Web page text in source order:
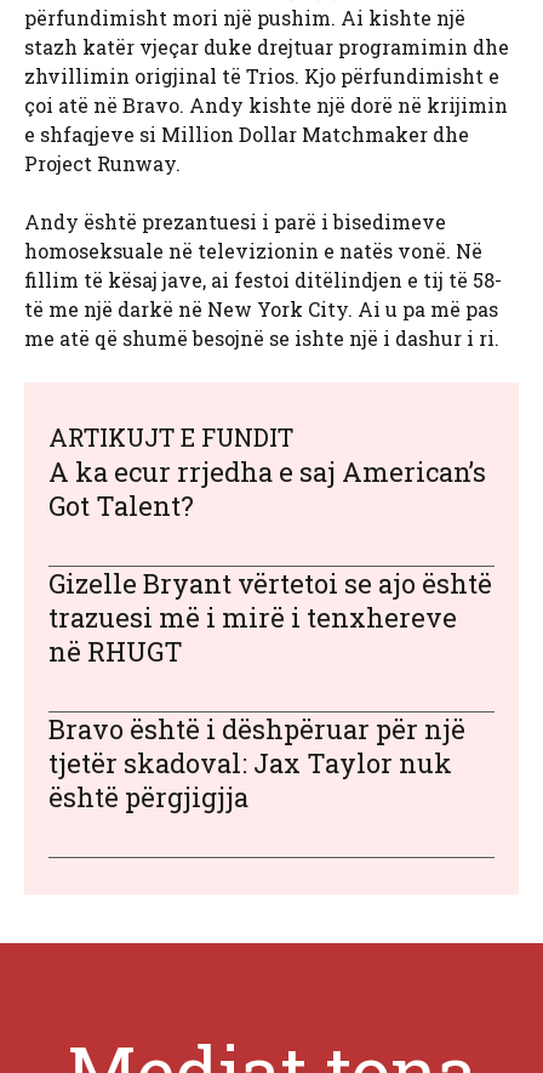
përfundimisht mori një pushim. Ai kishte një
stazh katër vjeçar duke drejtuar programimin dhe
zhvillimin origjinal të Trios. Kjo përfundimisht e
çoi atë në Bravo. Andy kishte një dorë në krijimin
e shfaqjeve si Million Dollar Matchmaker dhe
Project Runway.
Andy është prezantuesi i parë i bisedimeve
homoseksuale në televizionin e natës vonë. Në
fillim të kësaj jave, ai festoi ditëlindjen e tij të 58-
të me një darkë në New York City. Ai u pa më pas
me atë që shumë besojnë se ishte një i dashur i ri.
ARTIKUJT E FUNDIT
A ka ecur rrjedha e saj American’s
Got Talent?
Gizelle Bryant vërtetoi se ajo është
trazuesi më i mirë i tenxhereve
në RHUGT
Bravo është i dëshpëruar për një
tjetër skadoval: Jax Taylor nuk
është përgjigjja